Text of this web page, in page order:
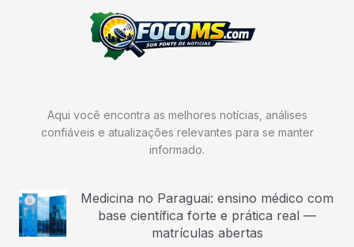
Aqui você encontra as melhores notícias, análises
confiáveis e atualizações relevantes para se manter
informado.
Medicina no Paraguai: ensino médico com
base científica forte e prática real —
matrículas abertas